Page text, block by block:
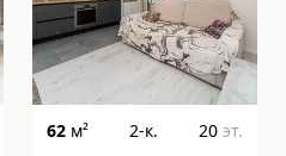
62 м² 2-к. 20 эт.